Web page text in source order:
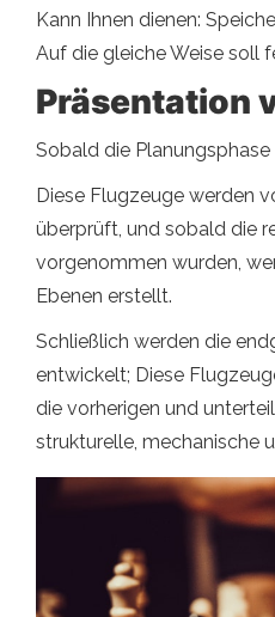
Kann Ihnen dienen:
Auf die gleiche Weise soll
Präsentation
Sobald die
Diese Flugzeuge werden
überprüft, und sobald die
vorgenommen wurden,
Ebenen erstellt.
Schließlich werden die
entwickelt; Diese
die vorherigen und
strukturelle, mechanische